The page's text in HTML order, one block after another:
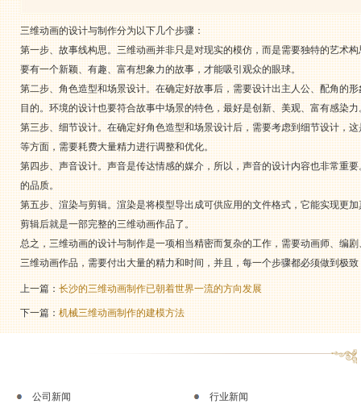
三维动画的设计与制作分为以下几个步骤：
第一步、故事线构思。三维动画并非只是对现实的模仿，而是需要独特的艺术
要有一个新颖、有趣、富有想象力的故事，才能吸引观众的眼球。
第二步、角色造型和场景设计。在确定好故事后，需要设计出主人公、配角的
目的。环境的设计也要符合故事中场景的特色，最好是创新、美观、富有感染力
第三步、细节设计。在确定好角色造型和场景设计后，需要考虑到细节设计，
等方面，需要耗费大量精力进行调整和优化。
第四步、声音设计。声音是传达情感的媒介，所以，声音的设计内容也非常重
的品质。
第五步、渲染与剪辑。渲染是将模型导出成可供应用的文件格式，它能实现更
剪辑后就是一部完整的三维动画作品了。
总之，三维动画的设计与制作是一项相当精密而复杂的工作，需要动画师、编
三维动画作品，需要付出大量的精力和时间，并且，每一个步骤都必须做到极
上一篇：长沙的三维动画制作已朝着世界一流的方向发展
下一篇：机械三维动画制作的建模方法
公司新闻 行业新闻